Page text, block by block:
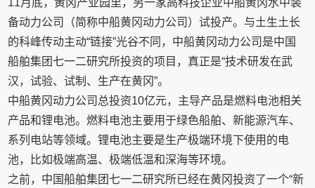
11月底，黄冈产业园里，另一家高科技企业中船黄冈水中装
备动力公司（简称中船黄冈动力公司）试投产。与土生土长
的科峰传动主动“链接”光谷不同，中船黄冈动力公司是中国
船舶集团七一二研究所投资的项目，真正是“技术研发在武
汉，试验、试制、生产在黄冈”。
中船黄冈动力公司总投资10亿元，主导产品是燃料电池相关
产品和锂电池。燃料电池主要用于绿色船舶、新能源汽车、
系列电站等领域。锂电池主要是生产极端环境下使用的电
池，比如极端高温、极端低温和深海等环境。
之前，中国船舶集团七一二研究所已经在黄冈投资了一个“新